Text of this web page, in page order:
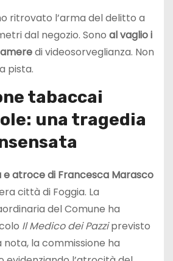
ritrovato l’arma del delitto a
dal negozio. Sono al vaglio i
di videosorveglianza. Non
pista.
tabaccai
una tragedia
atroce di Francesca Marasco
città di Foggia. La
del Comune ha
Il Medico dei Pazziprevisto
nota, la commissione ha